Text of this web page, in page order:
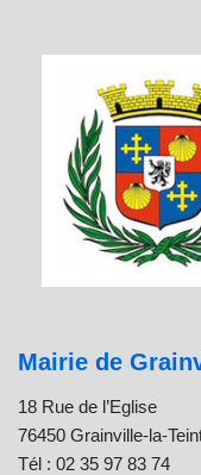
Mairie de
18 Rue de l’Eglise
76450 Grainville-la-
Tél : 02 35 97 83 74